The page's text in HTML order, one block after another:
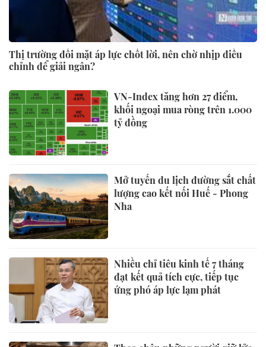
Thị trường đối mặt áp lực chốt lời, nên chờ nhịp điều
chỉnh để giải ngân?
VN-Index tăng hơn 27 điểm,
khối ngoại mua ròng trên 1.000
tỷ đồng
Mở tuyến du lịch đường sắt chất
lượng cao kết nối Huế - Phong
Nha
Nhiều chỉ tiêu kinh tế 7 tháng
đạt kết quả tích cực, tiếp tục
ứng phó áp lực lạm phát